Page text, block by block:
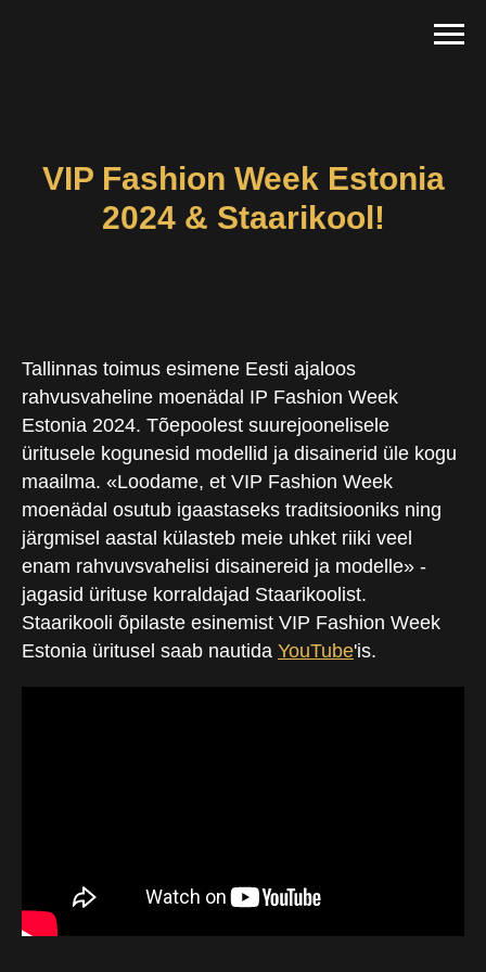
VIP Fashion Week Estonia
2024 & Staarikool!
Tallinnas toimus esimene Eesti ajaloos
rahvusvaheline moenädal IP Fashion Week
Estonia 2024. Tõepoolest suurejoonelisele
üritusele kogunesid modellid ja disainerid üle kogu
maailma. «Loodame, et VIP Fashion Week
moenädal osutub igaastaseks traditsiooniks ning
järgmisel aastal külasteb meie uhket riiki veel
enam rahvuvsvahelisi disainereid ja modelle» -
jagasid ürituse korraldajad Staarikoolist.
Staarikooli õpilaste esinemist VIP Fashion Week
Estonia üritusel saab nautida YouTube'is.